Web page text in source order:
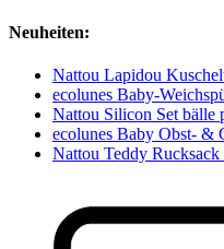
Neuheiten:
Nattou Lapidou
ecolunes Baby-
Nattou Silicon Set bälle
ecolunes Baby Obst- &
Nattou Teddy Rucksack